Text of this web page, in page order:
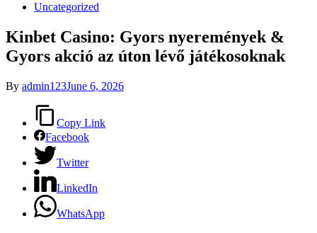
Uncategorized
Kinbet Casino: Gyors nyeremények &
Gyors akció az úton lévő játékosoknak
By admin123June 6, 2026
Copy Link
Facebook
Twitter
LinkedIn
WhatsApp